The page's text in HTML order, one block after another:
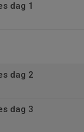
dag 1
dag 2
dag 3